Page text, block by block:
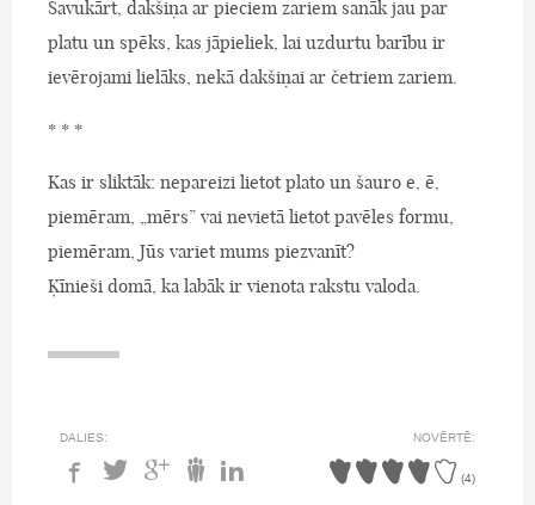
Savukārt, dakšiņa ar pieciem zariem sanāk jau par
platu un spēks, kas jāpieliek, lai uzdurtu barību ir
ievērojami lielāks, nekā dakšiņai ar četriem zariem.
* * *
Kas ir sliktāk: nepareizi lietot plato un šauro e, ē,
piemēram, „mērs” vai nevietā lietot pavēles formu,
piemēram, Jūs variet mums piezvanīt?
Ķīnieši domā, ka labāk ir vienota rakstu valoda.
DALIES: NOVĒRTĒ:
(4)